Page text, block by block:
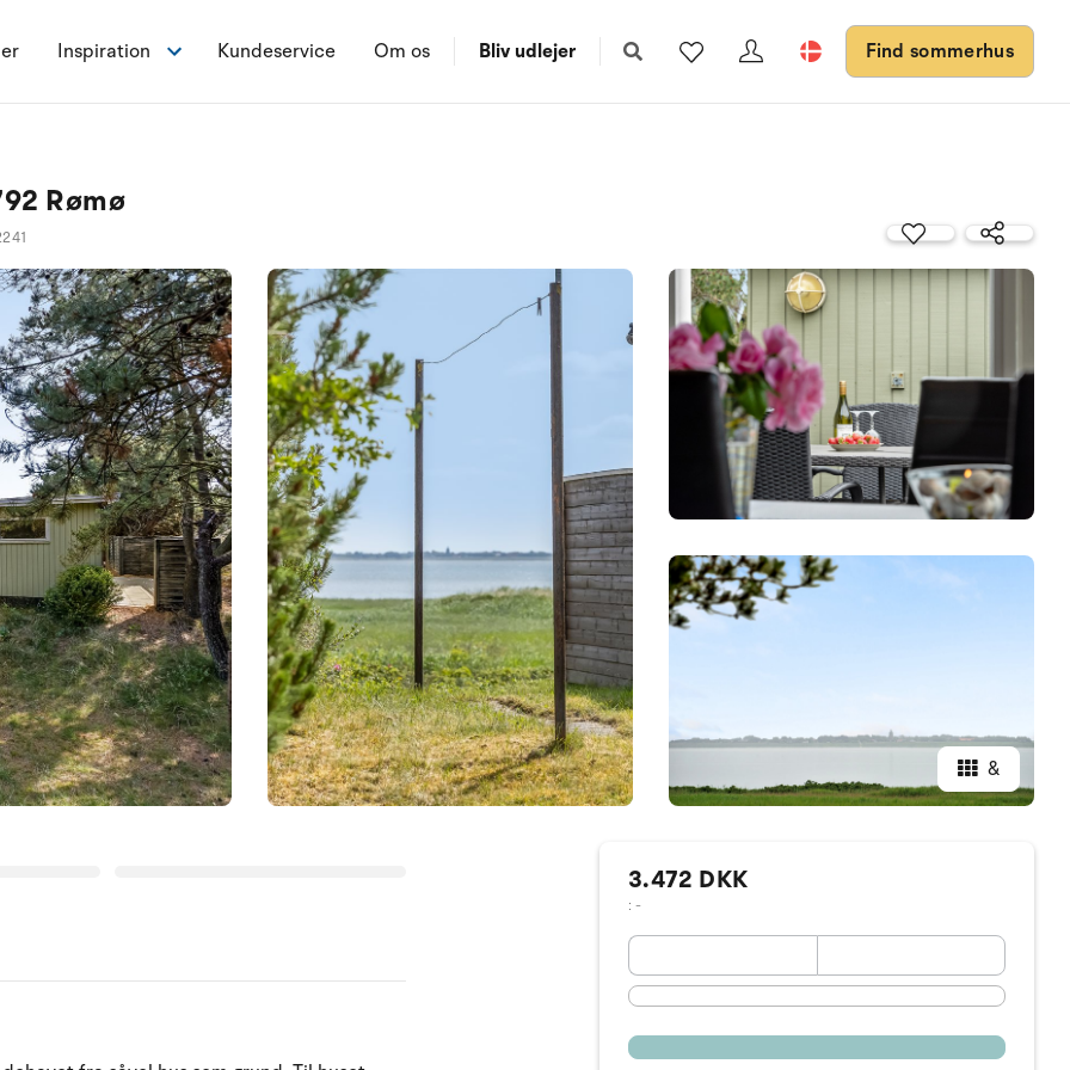
Inspiration Kundeservice Om os Bliv udlejer Find sommerhus
Rømø
&
3.472 DKK
: -